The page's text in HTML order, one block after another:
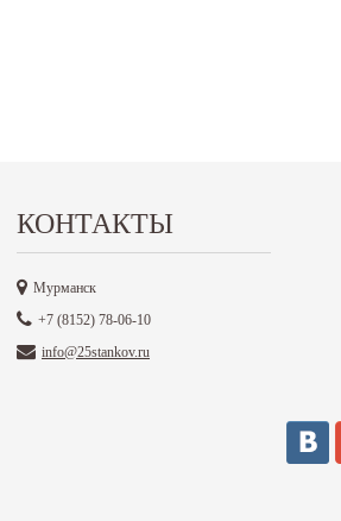
КОНТАКТЫ
Мурманск
+7 (8152) 78-06-10
info@25stankov.ru